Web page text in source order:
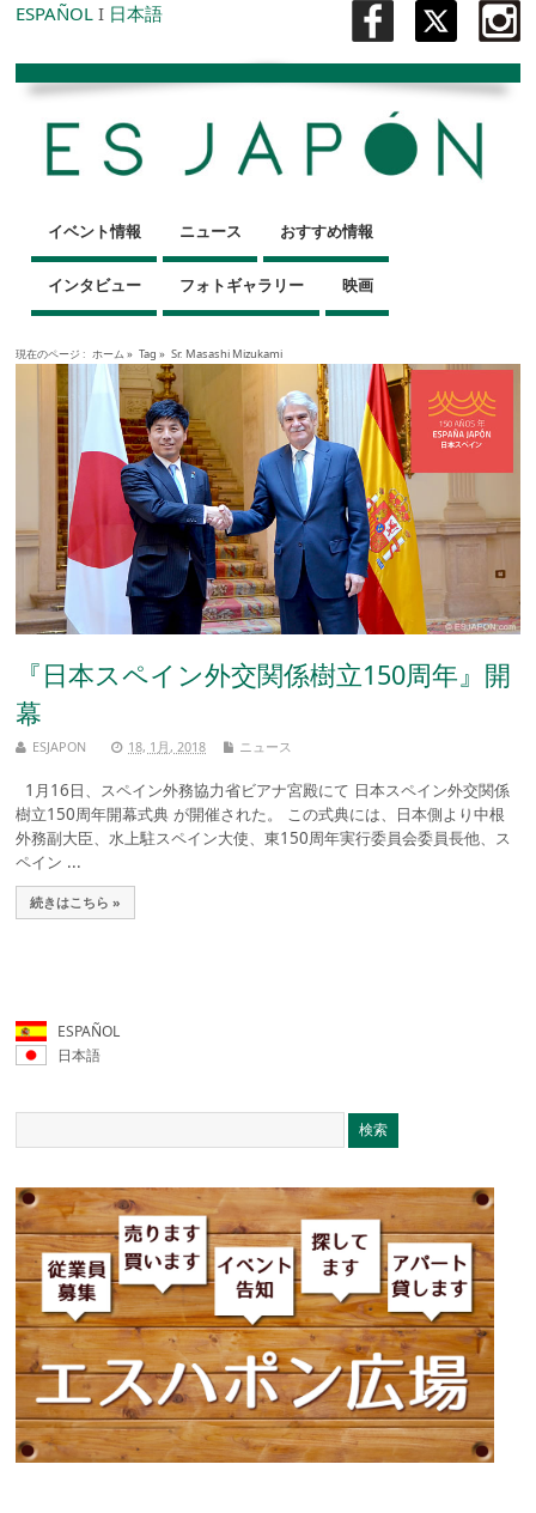
ESPAÑOL I 日本語
イベント情報 ニュース おすすめ情報
インタビュー フォトギャラリー 映画
現在のページ : ホーム » Tag » Sr. Masashi Mizukami
『日本スペイン外交関係樹立150周年』開
幕
ESJAPON 18, 1月, 2018 ニュース
1月16日、スペイン外務協力省ビアナ宮殿にて 日本スペイン外交関係
樹立150周年開幕式典 が開催された。 この式典には、日本側より中根
外務副大臣、水上駐スペイン大使、東150周年実行委員会委員長他、ス
ペイン ...
続きはこちら »
ESPAÑOL
日本語